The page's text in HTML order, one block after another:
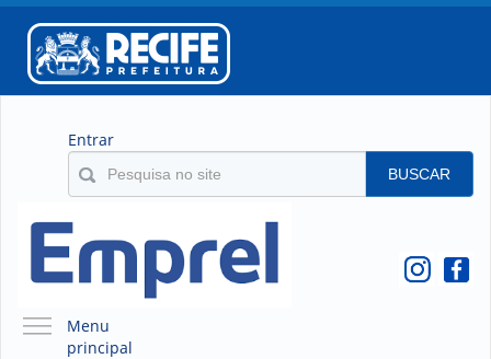
Entrar
BUSCAR
Menu
principal